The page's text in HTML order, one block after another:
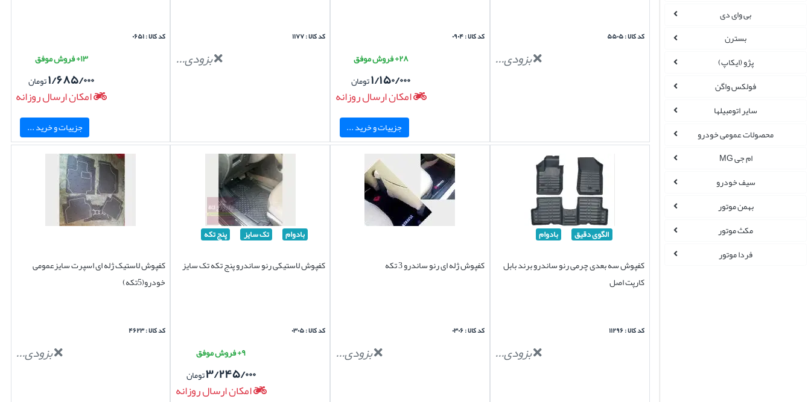
بی وای دی
بسترن
پژو (ایکاپ)
فولکس واگن
سایر اتومبیلها
محصولات عمومی خودرو
ام جی MG
سیف خودرو
بهمن موتور
مکث موتور
فردا موتور
کد کالا : ۵۵۰۵
بزودی...
کد کالا : ۰۹۰۴
۲۸+ فروش موفق
۱/۱۵۰/۰۰۰تومان
امکان ارسال روزانه
جزییات و خرید ...
کد کالا : ۱۱۷۷
بزودی...
کد کالا : ۰۶۵۱
۱۳+ فروش موفق
۱/۶۸۵/۰۰۰تومان
امکان ارسال روزانه
جزییات و خرید ...
الگوی دقیق بادوام
کفپوش سه بعدی چرمی رنو ساندرو برند بابل
کارپت اصل
کد کالا : ۱۱۲۹۶
بزودی...
کفپوش ژله ای رنو ساندرو 3 تکه
کد کالا : ۰۳۰۶
بزودی...
بادوام تک سایز پنج تکه
کفپوش لاستیکی رنو ساندرو پنج تکه تک سایز
کد کالا : ۰۳۰۵
۹+ فروش موفق
۳/۲۴۵/۰۰۰تومان
امکان ارسال روزانه
کفپوش لاستیک ژله ای اسپرت سایزعمومی
خودرو(5تکه)
کد کالا : ۴۶۲۳
بزودی...